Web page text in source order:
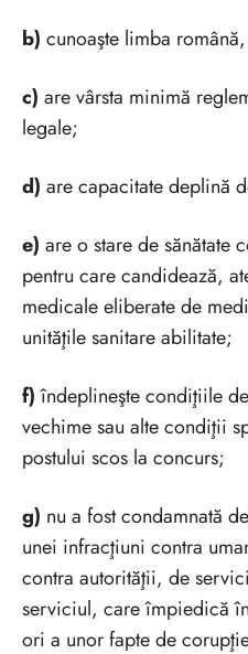
b) cunoaşte limba
c) are vârsta minimă
legale;
d) are capacitate deplină
e) are o stare de sănătate
pentru care candidează,
medicale eliberate de
unităţile sanitare abilitate;
f)îndeplineşte condiţiile
vechime sau alte condiţii
postului scos la concurs;
g) nu a fost condamnată
unei infracţiuni contra
contra autorităţii, de
serviciul, care împiedică
ori a unor fapte de